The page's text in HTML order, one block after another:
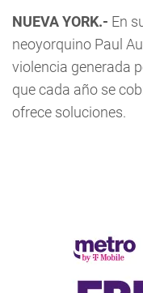
NUEVA YORK.- En
neoyorquino Paul
violencia generada
que cada año se
ofrece soluciones.